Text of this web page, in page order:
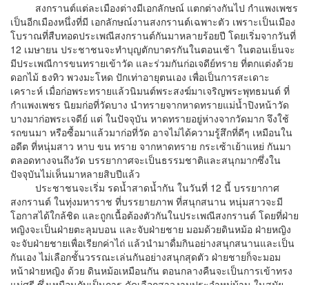
สงกรานต์แต่ละเมืองต่างมีเอกลักษณ์ แตกต่างกันไป กำแพงเพชร
เป็นอีกเมืองหนึ่งที่มี เอกลักษณ์งานสงกรานต์เฉพาะตัว เพราะเป็นเมือง
โบราณที่สืบทอดประเพณีสงกรานต์กันมาหลายร้อยปี โดยเริ่มจากวันที่
12 เมษายน ประชาชนจะทำบุญตักบาตรกันในตอนเช้า ในตอนเย็นจะ
มีประเพณีการขนทรายเข้าวัด และร่วมกันก่อเจดีย์ทราย ที่ตกแต่งด้วย
ดอกไม้ ธงทิว พวงมะโหด ปักเท่าอายุตนเอง เพื่อเป็นการสะเดาะ
เคราะห์ เมื่อก่อพระทรายแล้วนิมนต์พระสงฆ์มาเจริญพระพุทธมนต์ ที่
กำแพงเพชร นิยมก่อที่วัดบาง นำทรายจากหาดทรายแม่น้ำปิงหน้าวัด
บางมาก่อพระเจดีย์ แต่ ในปัจจุบัน หาดทรายอยู่ห่างจากวัดมาก จึงใช้
รถขนมา หรือซื้อมาแล้วมาก่อที่วัด อาจไม่ได้ความรู้สึกที่ดีๆ เหมือนใน
อดีต ที่หนุ่มสาว หาบ ขน ทราย จากหาดทราย กระเซ้าเย้าแหย่ กันมา
ตลอดทางจนถึงวัด บรรยากาศจะเป็นธรรมชาติและสนุกมากซึ่งใน
ปัจจุบันไม่เห็นมาหลายสิบปีแล้ว
ประชาชนจะเริ่ม รดน้ำสาดน้ำกัน ในวันที่ 12 นี้ บรรยากาศ
สงกรานต์ ในทุ่งมหาราช ที่บรรยายภาพ ที่สนุกสนาน หนุ่มสาวจะมี
โอกาสได้ใกล้ชิด และถูกเนื้อต้องตัวกันในประเพณีสงกรานต์ โดยที่ฝ่าย
หญิงจะเป็นฝ่ายตะลุมบอน และจับฝ่ายชาย มอมด้วยดินหม้อ ฝ่ายหญิง
จะจับฝ่ายชายเพื่อเรียกค่าไถ่ แล้วนำมาดื่มกินอย่างสนุกสนานและเป็น
กันเอง ไม่เลือกชั้นวรรณะเล่นกันอย่างสนุกสุดตัว ฝ่ายชายก็จะมอม
หน้าฝ่ายหญิง ด้วย ดินหม้อเหมือนกัน ตอนกลางคืนจะเป็นการเข้าทรง